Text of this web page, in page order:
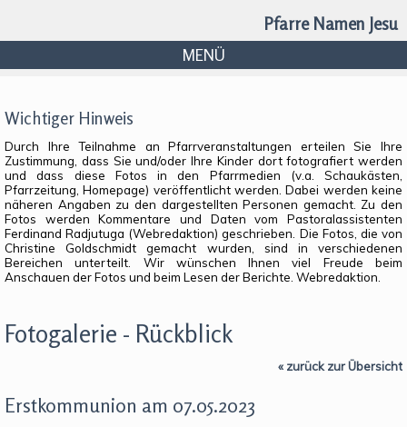
Pfarre Namen Jesu
MENÜ
Wichtiger Hinweis
Durch Ihre Teilnahme an Pfarrveranstaltungen erteilen Sie Ihre
Zustimmung, dass Sie und/oder Ihre Kinder dort fotografiert werden
und dass diese Fotos in den Pfarrmedien (v.a. Schaukästen,
Pfarrzeitung, Homepage) veröffentlicht werden. Dabei werden keine
näheren Angaben zu den dargestellten Personen gemacht. Zu den
Fotos werden Kommentare und Daten vom Pastoralassistenten
Ferdinand Radjutuga (Webredaktion) geschrieben. Die Fotos, die von
Christine Goldschmidt gemacht wurden, sind in verschiedenen
Bereichen unterteilt. Wir wünschen Ihnen viel Freude beim
Anschauen der Fotos und beim Lesen der Berichte. Webredaktion.
Fotogalerie - Rückblick
« zurück zur Übersicht
Erstkommunion am 07.05.2023